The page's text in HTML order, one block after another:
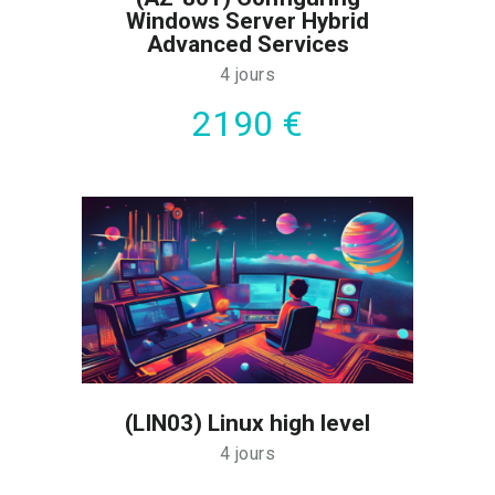
En conclusion, la préparation de jeux de
données pour Power BI, l’utilisation de
temporelles vous permettront de
pratiques intensifs sur bases de
données réelles sont indispensables au
bon déroulement des opérations.
Chaque module est conçu pour vous
mettre en situation réelle. De cette
façon, vous serez pleinement autonome
dès votre retour en poste.
Windows Server Hybrid
Advanced Services
4 jours
2190 €
(LIN03) Linux high level
4 jours